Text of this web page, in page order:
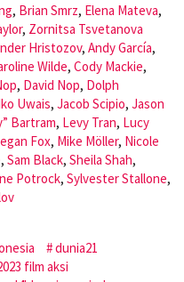
, Brian Smrz, Elena Mateva,
, Zornitsa Tsvetanova
Hristozov, Andy García,
Wilde, Cody Mackie,
, David Nop, Dolph
Uwais, Jacob Scipio, Jason
Bartram, Levy Tran, Lucy
Fox, Mike Möller, Nicole
, Sam Black, Sheila Shah,
Potrock, Sylvester Stallone,
dunia21
film aksi